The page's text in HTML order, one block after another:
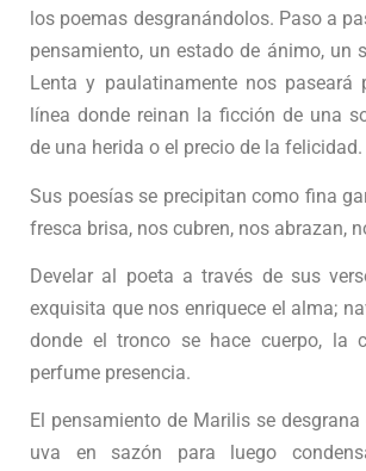
los poemas desgranándolos. Paso a
pensamiento, un estado de ánimo, un
Lenta y paulatinamente nos paseará
línea donde reinan la ficción de una
de una herida o el precio de la felicidad.
Sus poesías se precipitan como fina
fresca brisa, nos cubren, nos abrazan,
Develar al poeta a través de sus
exquisita que nos enriquece el alma;
donde el tronco se hace cuerpo, la
perfume presencia.
El pensamiento de Marilis se
uva en sazón para luego